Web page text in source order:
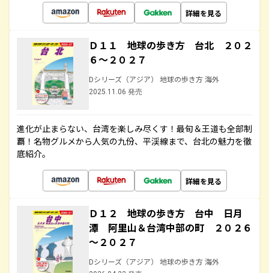
詳細を見る
Ｄ１１ 地球の歩き方 台北 ２０２
６～２０２７
Dシリーズ（アジア） 地球の歩き方 海外
2025.11.06 発売
進化が止まらない、台湾を楽しみ尽くす！最旬＆王道も全部制
覇！名物グルメから人気の九份、平渓線まで、台北の魅力を徹
底紹介。
詳細を見る
Ｄ１２ 地球の歩き方 台中 日月
潭 阿里山＆台湾中部の町 ２０２６
～２０２７
Dシリーズ（アジア） 地球の歩き方 海外